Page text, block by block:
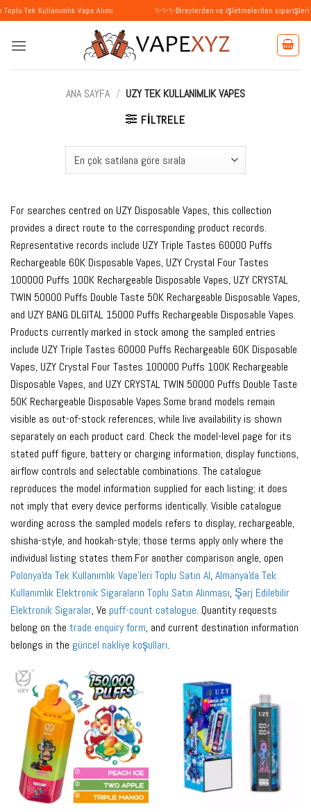
İçeriğe
atla
Vape Alımı ✨✨✨Bireylerden ve işletmelerden siparişleri kabul
ANA SAYFA / UZY TEK KULLANIMLIK VAPES
FILTRELE
For searches centred on UZY Disposable Vapes, this collection
provides a direct route to the corresponding product records.
Representative records include UZY Triple Tastes 60000 Puffs
Rechargeable 60K Disposable Vapes, UZY Crystal Four Tastes
100000 Puffs 100K Rechargeable Disposable Vapes, UZY CRYSTAL
TWIN 50000 Puffs Double Taste 50K Rechargeable Disposable Vapes,
and UZY BANG DLGITAL 15000 Puffs Rechargeable Disposable Vapes.
Products currently marked in stock among the sampled entries
include UZY Triple Tastes 60000 Puffs Rechargeable 60K Disposable
Vapes, UZY Crystal Four Tastes 100000 Puffs 100K Rechargeable
Disposable Vapes, and UZY CRYSTAL TWIN 50000 Puffs Double Taste
50K Rechargeable Disposable Vapes.Some brand models remain
visible as out-of-stock references, while live availability is shown
separately on each product card. Check the model-level page for its
stated puff figure, battery or charging information, display functions,
airflow controls and selectable combinations. The catalogue
reproduces the model information supplied for each listing; it does
not imply that every device performs identically. Visible catalogue
wording across the sampled models refers to display, rechargeable,
shisha-style, and hookah-style; those terms apply only where the
individual listing states them.For another comparison angle, open
Polonya'da Tek Kullanımlık Vape'leri Toplu Satın Al, Almanya'da Tek
Kullanımlık Elektronik Sigaraların Toplu Satın Alınması, Şarj Edilebilir
Elektronik Sigaralar, Ve puff-count catalogue. Quantity requests
belong on the trade enquiry form, and current destination information
belongs in the güncel nakliye koşulları.